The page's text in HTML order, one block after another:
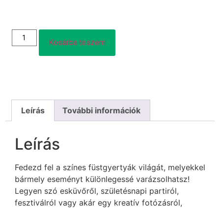
Kosárba teszem
Leírás További információk
Leírás
Fedezd fel a színes füstgyertyák világát, melyekkel
bármely eseményt különlegessé varázsolhatsz!
Legyen szó esküvőről, születésnapi partiról,
fesztiválról vagy akár egy kreatív fotózásról,